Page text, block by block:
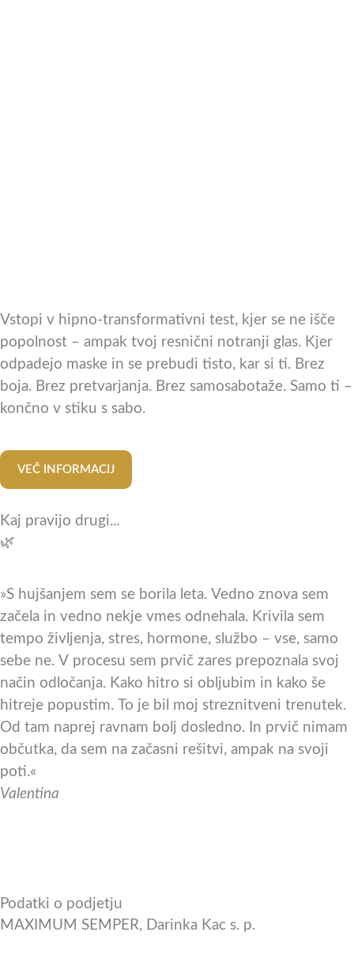
Vstopi v hipno-transformativni test, kjer se ne išče
popolnost – ampak tvoj resnični notranji glas. Kjer
odpadejo maske in se prebudi tisto, kar si ti. Brez
boja. Brez pretvarjanja. Brez samosabotaže. Samo ti –
končno v stiku s sabo.
VEČ INFORMACIJ
Kaj pravijo drugi...
🌿
»S hujšanjem sem se borila leta. Vedno znova sem
začela in vedno nekje vmes odnehala. Krivila sem
tempo življenja, stres, hormone, službo – vse, samo
sebe ne. V procesu sem prvič zares prepoznala svoj
način odločanja. Kako hitro si obljubim in kako še
hitreje popustim. To je bil moj streznitveni trenutek.
Od tam naprej ravnam bolj dosledno. In prvič nimam
občutka, da sem na začasni rešitvi, ampak na svoji
poti.«
Valentina
Podatki o podjetju
MAXIMUM SEMPER, Darinka Kac s. p.